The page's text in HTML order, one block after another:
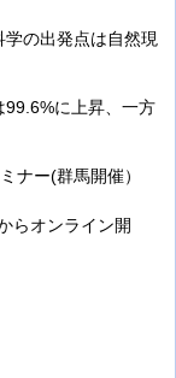
の出発点は自然現
に上昇、一方
ナー(群馬開催）
らオンライン開